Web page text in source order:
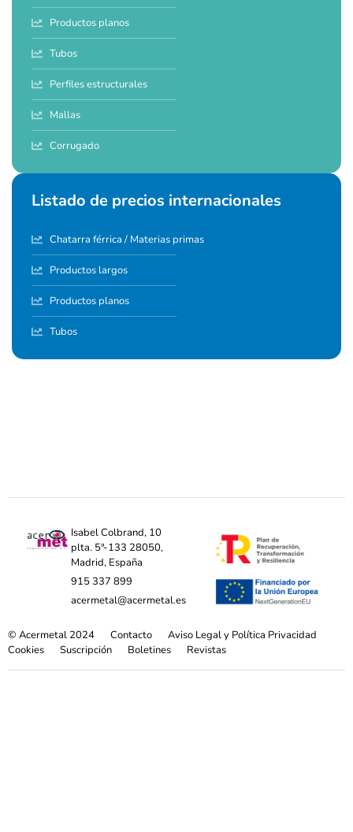
Productos planos
Tubos
Perfiles estructurales
Mallas
Corrugado
Listado de precios internacionales
Chatarra férrica / Materias primas
Productos largos
Productos planos
Tubos
Isabel Colbrand, 10
plta. 5ª-133 28050,
Madrid, España
915 337 899
acermetal@acermetal.es
© Acermetal 2024 Contacto
Aviso Legal y Política Privacidad
Cookies
Suscripción Boletines Revistas